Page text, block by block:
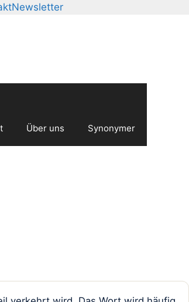
Newsletter
Über uns Synonymer